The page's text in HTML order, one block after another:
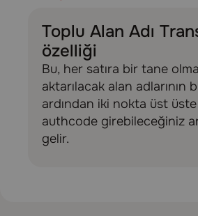
Toplu Alan Adı
özelliği
Bu, her satıra bir tane
aktarılacak alan adlarının
ardından iki nokta üst
authcode girebileceğiniz
gelir.